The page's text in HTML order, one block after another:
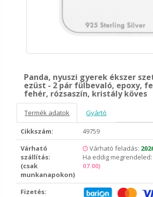
Panda, nyuszi gyerek ékszer
ezüst - 2 pár fülbevaló, epoxy,
fehér, rózsaszín, kristály köves
Termék adatok Gyártó
Cikkszám:
49759
Várható
szállítás:
(csak
munkanapokon)
Várható feladás:
Ha eddig megrendeled:
07.00)
Fizetés: